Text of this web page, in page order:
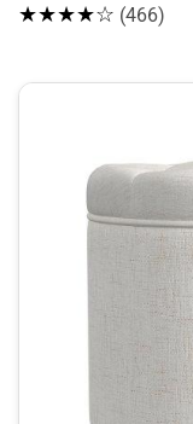
★★★★☆ (466)